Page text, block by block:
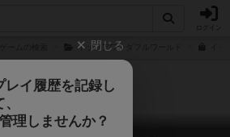
イッツアワンダフルワールド
閉じる
イ履歴を記録し
理しませんか？